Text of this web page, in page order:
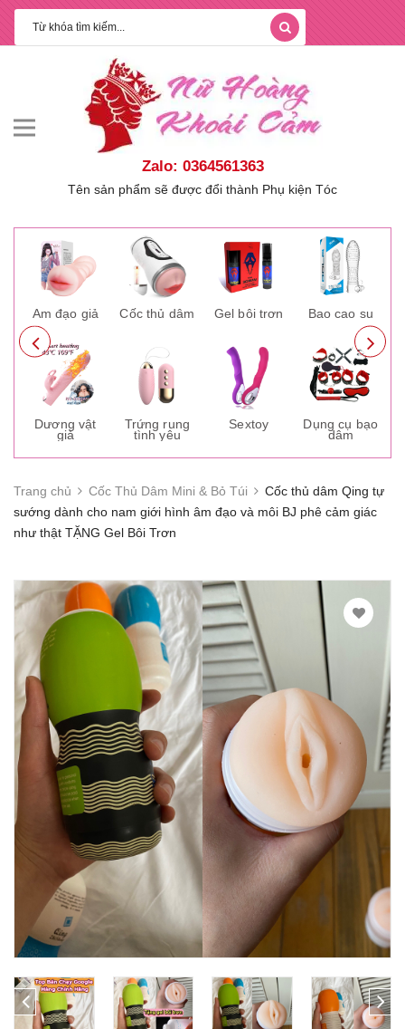
Zalo: 0364561363
Tên sản phẩm sẽ được đổi thành Phụ kiện Tóc
Âm đạo giả
Dương vật
giả
Cốc thủ dâm
Trứng rung
tình yêu
Gel bôi trơn
Sextoy
Bao cao su
Dụng cụ bạo
dâm
Trang chủ Cốc Thủ Dâm Mini & Bỏ Túi
Cốc thủ dâm Qing tự
sướng dành cho nam giới hình âm đạo và môi BJ phê cảm giác
như thật TẶNG Gel Bôi Trơn